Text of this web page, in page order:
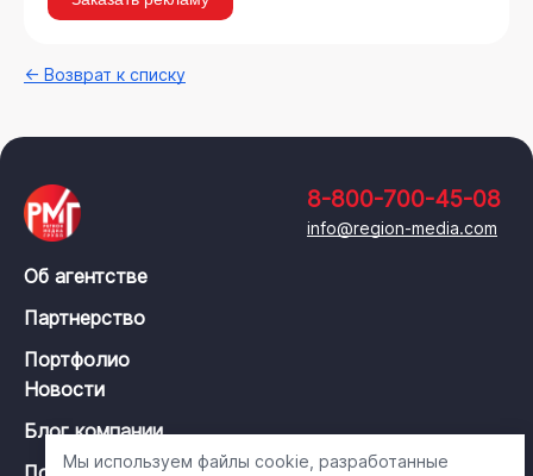
← Возврат к списку
8-800-700-45-08
info@region-media.com
Об агентстве
Партнерство
Портфолио
Новости
Блог компании
Мы используем файлы cookie, разработанные